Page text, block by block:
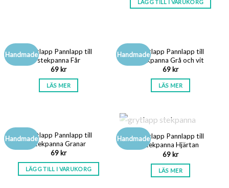
LÄGG TILL I VARUKORG
HandmadeSLUT I LAGER
Grytlapp Pannlapp till
stekpanna Får
69kr
LÄS MER
HandmadeSLUT I LAGER
Grytlapp Pannlapp till
stekpanna Grå och vit
69kr
LÄS MER
HandmadeGrytlapp Pannlapp till
stekpanna Granar
69kr
LÄGG TILL I VARUKORG
HandmadeSLUT I LAGER
Grytlapp Pannlapp till
stekpanna Hjärtan
69kr
LÄS MER